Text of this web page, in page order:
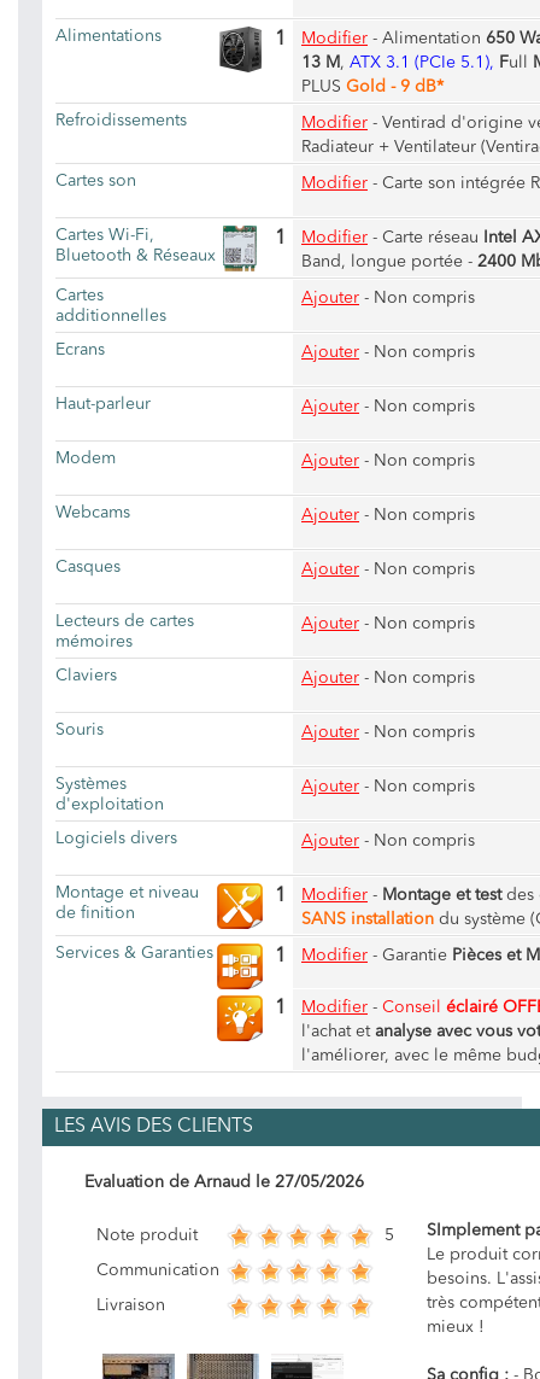
Alimentations 1 Modifier - Alimentation 650
13 M, ATX 3.1 (PCIe 5.1), Full
PLUS Gold - 9 dB*
Refroidissements
Modifier - Ventirad d'origine
Radiateur + Ventilateur
Cartes son
Modifier - Carte son intégrée
Cartes Wi-Fi,
Bluetooth & Réseaux
1 Modifier - Carte réseau
Intel
Band, longue portée - 2400
Cartes
additionnelles
Ajouter - Non compris
Ecrans Ajouter - Non compris
Haut-parleur Ajouter - Non compris
Modem Ajouter - Non compris
Webcams Ajouter - Non compris
Casques Ajouter - Non compris
Lecteurs de cartes
mémoires
Ajouter - Non compris
Claviers Ajouter - Non compris
Souris Ajouter - Non compris
Systèmes
d'exploitation
Ajouter - Non compris
Logiciels divers Ajouter - Non compris
Montage et niveau
de finition
1 Modifier - Montage et testdes
SANS installation du système
Services & Garanties
1 Modifier - Garantie Pièces et
1 Modifier - Conseil éclairé
l'achat et analyse avec vous
l'améliorer, avec le même
LES AVIS DES CLIENTS
Evaluation de Arnaud le 27/05/2026
Note produit 5
Communication
Livraison
SImplement
Le produit
besoins.
très
mieux !